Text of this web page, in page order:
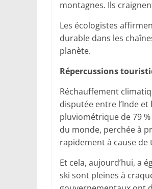
montagnes. Ils
Les écologistes
durable dans les
planète.
Répercussions
Réchauffement
disputée entre l’Inde
pluviométrique de 79
du monde, perchée à
rapidement à cause
Et cela, aujourd’hui, a
ski sont pleines à